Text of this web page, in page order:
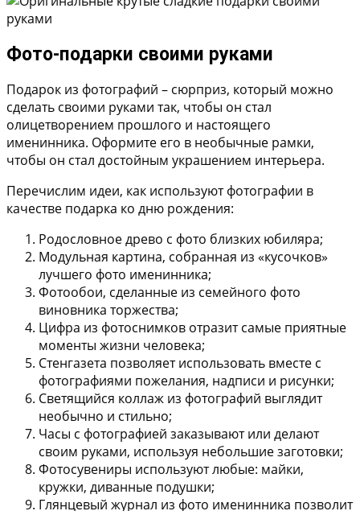
Фото-подарки своими руками
Подарок из фотографий – сюрприз, который можно
сделать своими руками так, чтобы он стал
олицетворением прошлого и настоящего
именинника. Оформите его в необычные рамки,
чтобы он стал достойным украшением интерьера.
Перечислим идеи, как используют фотографии в
качестве подарка ко дню рождения:
Родословное древо с фото близких юбиляра;
Модульная картина, собранная из «кусочков»
лучшего фото именинника;
Фотообои, сделанные из семейного фото
виновника торжества;
Цифра из фотоснимков отразит самые приятные
моменты жизни человека;
Стенгазета позволяет использовать вместе с
фотографиями пожелания, надписи и рисунки;
Светящийся коллаж из фотографий выглядит
необычно и стильно;
Часы с фотографией заказывают или делают
своим руками, используя небольшие заготовки;
Фотосувениры используют любые: майки,
кружки, диванные подушки;
Глянцевый журнал из фото именинника позволит